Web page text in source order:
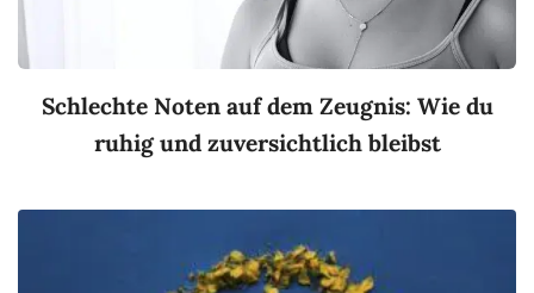
Schlechte Noten auf dem Zeugnis: Wie du
ruhig und zuversichtlich bleibst